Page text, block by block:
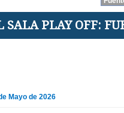
SALA PLAY OFF:
Mayo de 2026